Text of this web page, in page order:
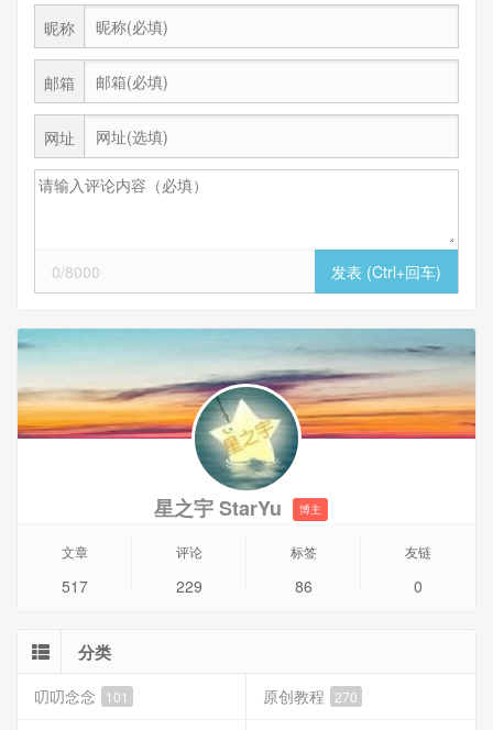
昵称
邮箱
网址
0/8000
星之宇 StarYu 博主
文章
517
评论
229
标签
86
友链
0
分类
叨叨念念 101 原创教程 270